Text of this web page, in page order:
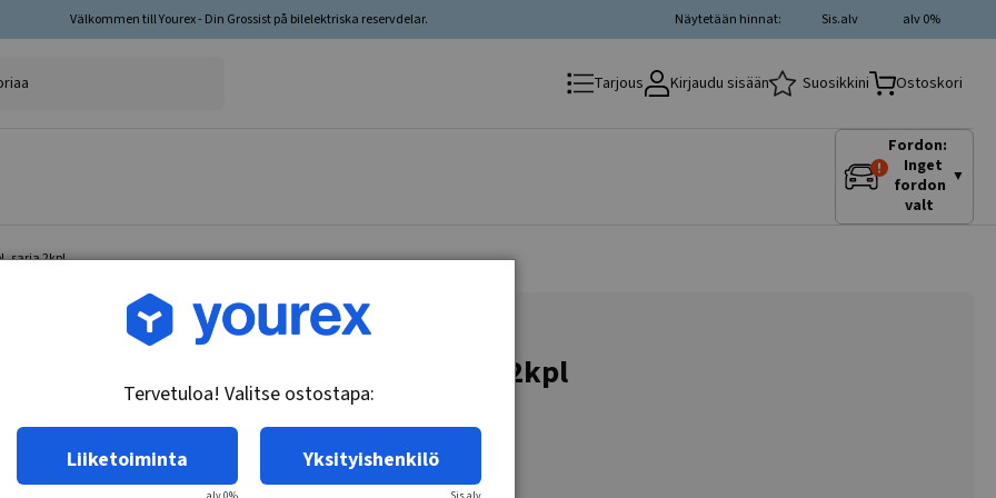
Välkommen till Yourex - Din Grossist på bilelektriska reservdelar. alv 0%
Sis.alv
Näytetään hinnat:
Tarjous Kirjaudu sisään Suosikkini Ostoskori
Fordon:
Inget
fordon
valt
▼
sarja 2kpl
Tuotenro.: 35-202-3142
Jarrulevy Framaxel, sarja 2kpl
Tervetuloa! Valitse ostostapa:
Liiketoiminta Yksityishenkilö